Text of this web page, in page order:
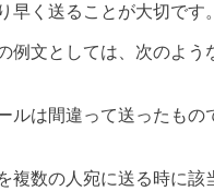
早く送ることが大切です。
例文としては、次のよう
ルは間違って送ったも
複数の人宛に送る時に該